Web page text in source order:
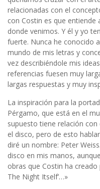
relacionadas con el
con Costin es que entiende
donde venimos. Y él y yo
fuerte. Nunca he conocido
mundo de mis letras y
vez describiéndole mis
referencias fuesen muy
largas respuestas y muy
La inspiración para la
Pérgamo, que está en el
supuesto tiene relación
el disco, pero de esto
diré un nombre: Peter
disco en mis manos,
obras que Costin ha
The Night Itself’…»